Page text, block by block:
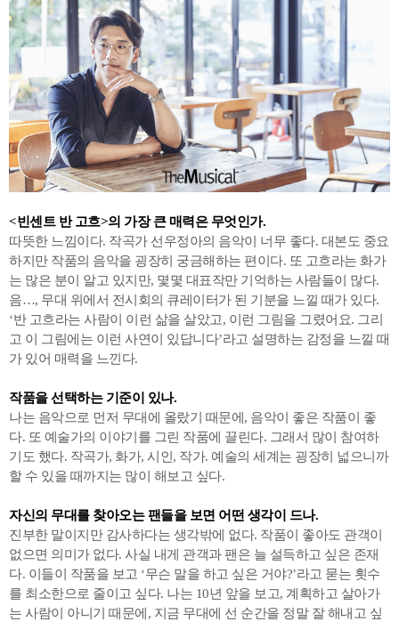
<빈센트 반 고흐>의 가장 큰 매력은 무엇인가.
따뜻한 느낌이다. 작곡가 선우정아의 음악이 너무 좋다. 대본도 중요
하지만 작품의 음악을 굉장히 궁금해하는 편이다. 또 고흐라는 화가
는 많은 분이 알고 있지만, 몇몇 대표작만 기억하는 사람들이 많다.
음…, 무대 위에서 전시회의 큐레이터가 된 기분을 느낄 때가 있다.
‘반 고흐라는 사람이 이런 삶을 살았고, 이런 그림을 그렸어요. 그리
고 이 그림에는 이런 사연이 있답니다’라고 설명하는 감정을 느낄 때
가 있어 매력을 느낀다.
작품을 선택하는 기준이 있나.
나는 음악으로 먼저 무대에 올랐기 때문에, 음악이 좋은 작품이 좋
다. 또 예술가의 이야기를 그린 작품에 끌린다. 그래서 많이 참여하
기도 했다. 작곡가, 화가, 시인, 작가. 예술의 세계는 굉장히 넓으니까
할 수 있을 때까지는 많이 해보고 싶다.
자신의 무대를 찾아오는 팬들을 보면 어떤 생각이 드나.
진부한 말이지만 감사하다는 생각밖에 없다. 작품이 좋아도 관객이
없으면 의미가 없다. 사실 내게 관객과 팬은 늘 설득하고 싶은 존재
다. 이들이 작품을 보고 ‘무슨 말을 하고 싶은 거야?’라고 묻는 횟수
를 최소한으로 줄이고 싶다. 나는 10년 앞을 보고, 계획하고 살아가
는 사람이 아니기 때문에, 지금 무대에 선 순간을 정말 잘 해내고 싶